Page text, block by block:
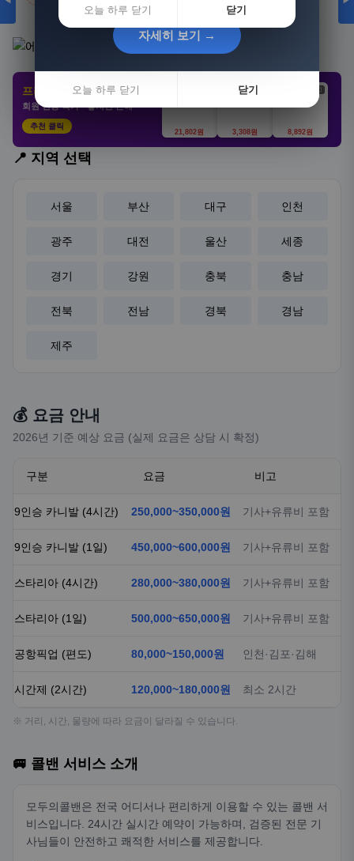
프리미엄 제휴 사이트
회원 전용 특가 · 놓치면 손해
추천 클릭
21,802원
광고
3,308원
광고
8,892원
📍 지역 선택
서울 부산 대구 인천
광주 대전 울산 세종
경기 강원 충북 충남
전북 전남 경북 경남
제주
💰 요금 안내
2026년 기준 예상 요금 (실제 요금은 상담 시 확정)
구분 요금 비고
9인승 카니발 (4시간) 250,000~350,000원 기사+유류비 포함
9인승 카니발 (1일) 450,000~600,000원 기사+유류비 포함
스타리아 (4시간) 280,000~380,000원 기사+유류비 포함
스타리아 (1일) 500,000~650,000원 기사+유류비 포함
공항픽업 (편도) 80,000~150,000원 인천·김포·김해
시간제 (2시간) 120,000~180,000원 최소 2시간
※ 거리, 시간, 물량에 따라 요금이 달라질 수 있습니다.
🚐 콜밴 서비스 소개
모두의콜밴은 전국 어디서나 편리하게 이용할 수 있는 콜밴 서
비스입니다. 24시간 실시간 예약이 가능하며, 검증된 전문 기
사님들이 안전하고 쾌적한 서비스를 제공합니다.
오늘 하루 닫기 닫기
자세히 보기 →
오늘 하루 닫기 닫기
자세히 보기 →
오늘 하루 닫기 닫기